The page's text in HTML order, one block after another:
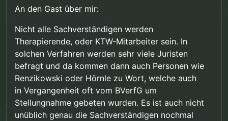
An den Gast über mir:
Nicht alle Sachverständigen werden
Therapierende, oder KTW-Mitarbeiter sein. In
solchen Verfahren werden sehr viele Juristen
befragt und da kommen dann auch Personen wie
Renzikowski oder Hörnle zu Wort, welche auch
in Vergangenheit oft vom BVerfG um
Stellungnahme gebeten wurden. Es ist auch nicht
unüblich genau die Sachverständigen nochmal